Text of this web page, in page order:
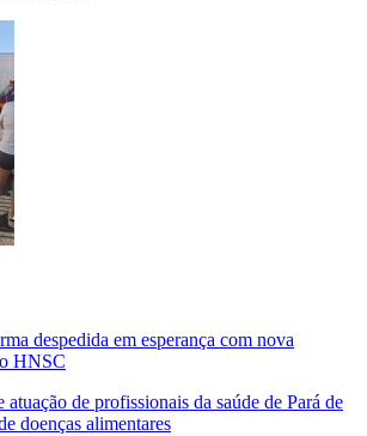
despedida em esperança com nova
HNSC
de profissionais da saúde de Pará de
doenças alimentares